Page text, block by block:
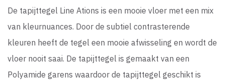
De tapijttegel Line Ations is een mooie vloer met een mix
van kleurnuances. Door de subtiel contrasterende
kleuren heeft de tegel een mooie afwisseling en wordt de
vloer nooit saai. De tapijttegel is gemaakt van een
Polyamide garens waardoor de tapijttegel geschikt is